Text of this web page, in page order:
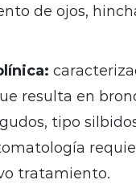
de ojos,
resulta en
tipo
tratamiento.